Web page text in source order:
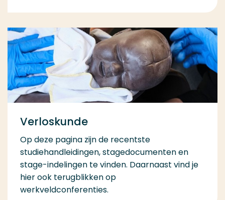
Verloskunde
Op deze pagina zijn de recentste
studiehandleidingen, stagedocumenten en
stage-indelingen te vinden. Daarnaast vind je
hier ook terugblikken op
werkveldconferenties.